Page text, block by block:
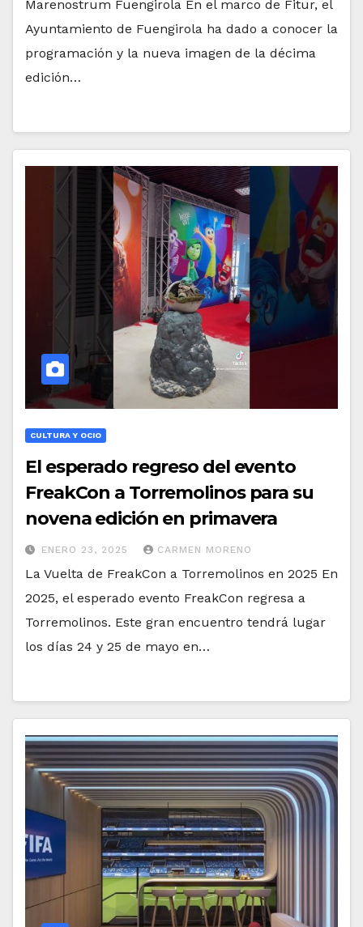
Marenostrum Fuengirola En el marco de Fitur, el
Ayuntamiento de Fuengirola ha dado a conocer la
programación y la nueva imagen de la décima
edición…
CULTURA Y OCIO
El esperado regreso del evento
FreakCon a Torremolinos para su
novena edición en primavera
ENERO 23, 2025 CARMEN MORENO
La Vuelta de FreakCon a Torremolinos en 2025 En
2025, el esperado evento FreakCon regresa a
Torremolinos. Este gran encuentro tendrá lugar
los días 24 y 25 de mayo en…